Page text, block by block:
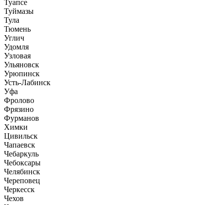
Туапсе
Туймазы
Тула
Тюмень
Углич
Удомля
Узловая
Ульяновск
Урюпинск
Усть-Лабинск
Уфа
Фролово
Фрязино
Фурманов
Химки
Цивильск
Чапаевск
Чебаркуль
Чебоксары
Челябинск
Череповец
Черкесск
Чехов